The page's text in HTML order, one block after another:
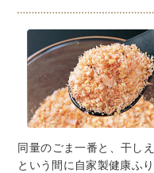
同量のごま一番と、干し
という間に自家製健康ふり